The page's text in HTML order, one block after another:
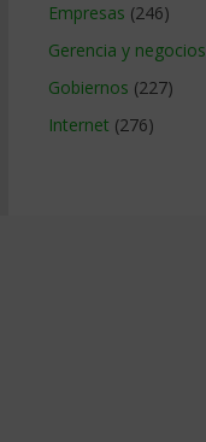
Empresas (246)
Gerencia y negocios
Gobiernos (227)
Internet (276)